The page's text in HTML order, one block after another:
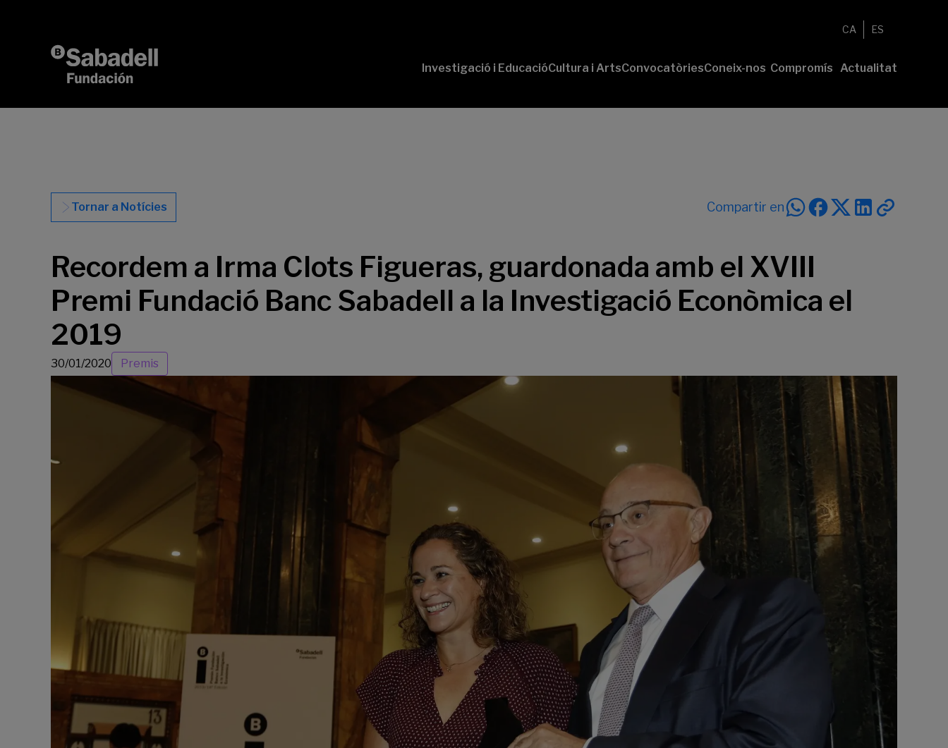
CA ES
Investigació i EducacióCultura i ArtsConvocatòriesConeix-nos Compromís Actualitat
Tornar a Notícies Compartir en
Recordem a Irma Clots Figueras, guardonada amb el XVIII
Premi Fundació Banc Sabadell a la Investigació Econòmica el
2019
30/01/2020 Premis